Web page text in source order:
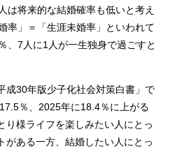
は将来的な結婚確率も低いと考え
率」＝「生涯未婚率」といわれて
、7人に1人が一生独身で過ごすと
成30年版少子化社会対策白書 」で
％、2025年に18.4％に上がる
り様ライフを楽しみたい人にとっ
がある一方、結婚したい人にとっ